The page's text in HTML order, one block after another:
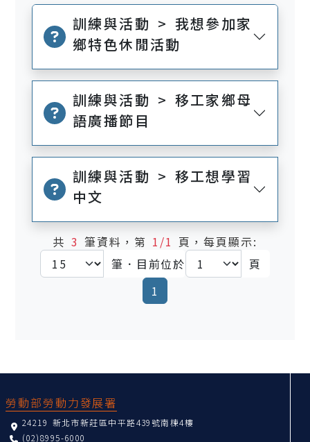
訓練與活動 > 我想參加家
鄉特色休閒活動
訓練與活動 > 移工家鄉母
語廣播節目
訓練與活動 > 移工想學習
中文
共 3筆資料，第 1/1 頁，每頁顯示:
筆．目前位於
頁
1
勞動部勞動力發展署
24219 新北市新莊區中平路439號南棟4樓
(02)8995-6000